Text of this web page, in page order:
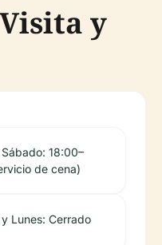
y
18:00–
de cena)
Lunes: Cerrado